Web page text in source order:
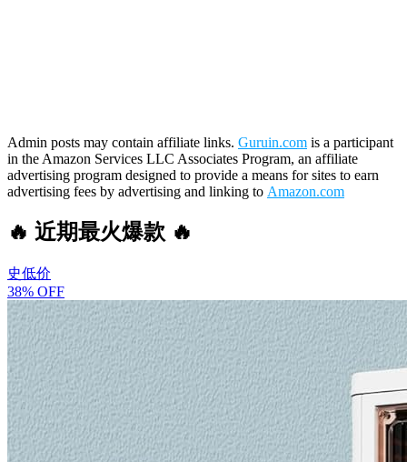
Admin posts may contain affiliate links. Guruin.com is a participant
in the Amazon Services LLC Associates Program, an affiliate
advertising program designed to provide a means for sites to earn
advertising fees by advertising and linking to Amazon.com
🔥 近期最火爆款 🔥
史低价
38% OFF